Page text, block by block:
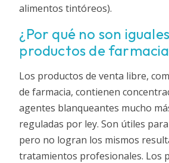
alimentos tintóreos).
¿Por qué no son
productos de
Los productos de venta libre,
de farmacia, contienen
agentes blanqueantes mucho
reguladas por ley. Son útiles
pero no logran los mismos
tratamientos profesionales. Los